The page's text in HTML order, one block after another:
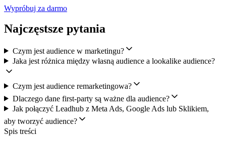
Wypróbuj za darmo
Najczęstsze pytania
Czym jest audience w marketingu?
Jaka jest różnica między własną audience a lookalike audience?
Czym jest audience remarketingowa?
Dlaczego dane first-party są ważne dla audience?
Jak połączyć Leadhub z Meta Ads, Google Ads lub Sklikiem,
aby tworzyć audience?
Spis treści